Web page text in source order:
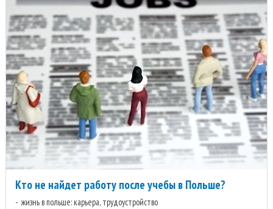
Кто не найдет работу после учебы в Польше?
жизнь в польше: карьера, трудоустройство